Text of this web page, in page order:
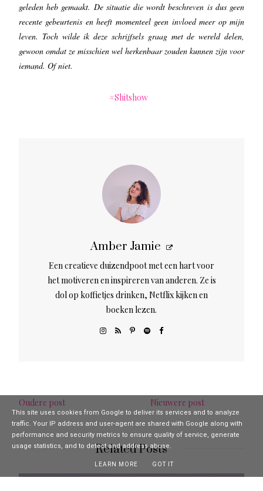
geleden heb gemaakt. De situatie die wordt beschreven is dus geen
recente gebeurtenis en heeft momenteel geen invloed meer op mijn
leven. Toch wilde ik deze schrijfsels graag met de wereld delen,
gewoon omdat ze misschien wel herkenbaar zouden kunnen zijn voor
iemand. Of niet.
Shitshow
Amber Jamie
Een creatieve duizendpoot met een hart voor
het motiveren en inspireren van anderen. Ze is
dol op koffietjes drinken, Netflix kijken en
boeken lezen.
Oudere post Nieuwere post
Related Posts
This site uses cookies from Google to deliver its services and to analyze
traffic. Your IP address and user-agent are shared with Google along with
performance and security metrics to ensure quality of service, generate
usage statistics, and to detect and address abuse.
LEARN MORE GOT IT